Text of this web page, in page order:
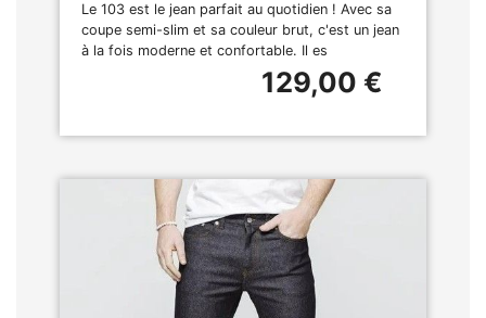
Le 103 est le jean parfait au quotidien ! Avec sa
coupe semi-slim et sa couleur brut, c'est un jean
à la fois moderne et confortable. Il es
129,00 €